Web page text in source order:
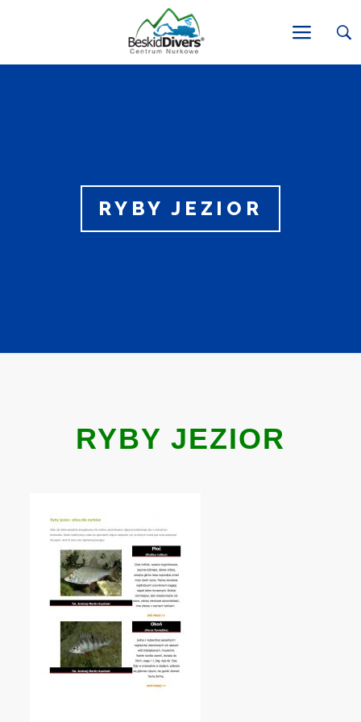
RYBY JEZIOR
RYBY JEZIOR